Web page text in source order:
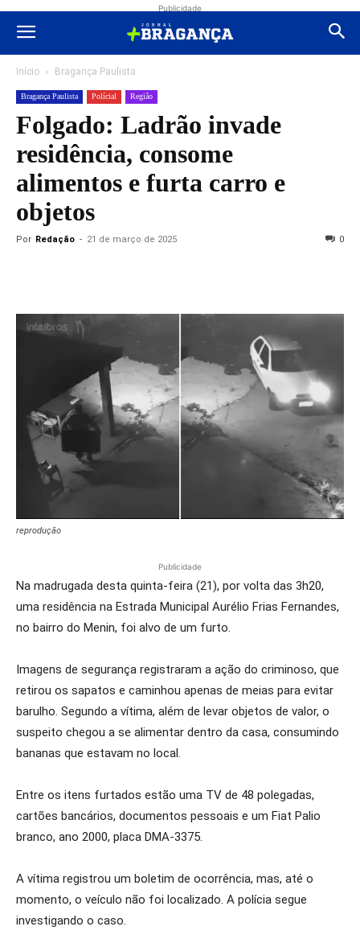
Publicidade
Início Bragança Paulista
Bragança Paulista Polícial Região
Folgado: Ladrão invade
residência, consome
alimentos e furta carro e
objetos
Por Redação - 21 de março de 2025 0
reprodução
Publicidade
Na madrugada desta quinta-feira (21), por volta das 3h20,
uma residência na Estrada Municipal Aurélio Frias Fernandes,
no bairro do Menin, foi alvo de um furto.
Imagens de segurança registraram a ação do criminoso, que
retirou os sapatos e caminhou apenas de meias para evitar
barulho. Segundo a vítima, além de levar objetos de valor, o
suspeito chegou a se alimentar dentro da casa, consumindo
bananas que estavam no local.
Entre os itens furtados estão uma TV de 48 polegadas,
cartões bancários, documentos pessoais e um Fiat Palio
branco, ano 2000, placa DMA-3375.
A vítima registrou um boletim de ocorrência, mas, até o
momento, o veículo não foi localizado. A polícia segue
investigando o caso.